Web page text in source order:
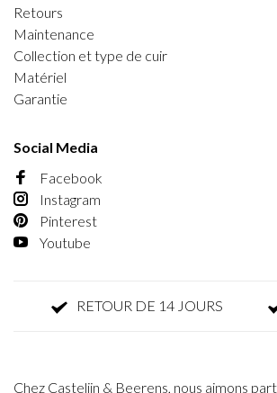
Retours
Maintenance
Collection et type de cuir
Matériel
Garantie
Social Media
Facebook
Instagram
Pinterest
Youtube
RETOUR DE 14 JOURS
Chez Castelijn & Beerens, nous aimons